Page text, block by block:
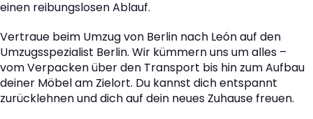
einen reibungslosen Ablauf.
Vertraue beim Umzug von Berlin nach León auf den
Umzugsspezialist Berlin. Wir kümmern uns um alles –
vom Verpacken über den Transport bis hin zum Aufbau
deiner Möbel am Zielort. Du kannst dich entspannt
zurücklehnen und dich auf dein neues Zuhause freuen.